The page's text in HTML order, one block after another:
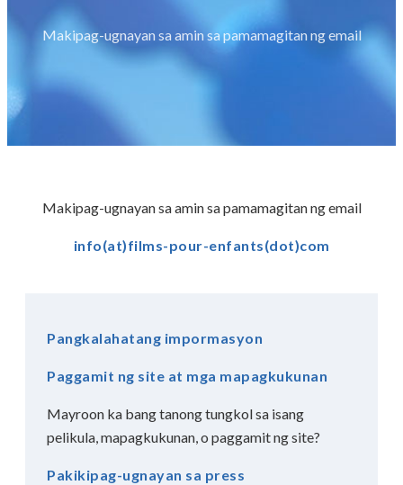
Makipag-ugnayan sa amin sa pamamagitan ng email
Makipag-ugnayan sa amin sa pamamagitan ng email
info(at)films-pour-enfants(dot)com
Pangkalahatang impormasyon
Paggamit ng site at mga mapagkukunan
Mayroon ka bang tanong tungkol sa isang
pelikula, mapagkukunan, o paggamit ng site?
Pakikipag-ugnayan sa press